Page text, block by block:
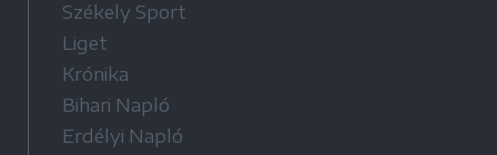
Székely Sport
Liget
Krónika
Bihari Napló
Erdélyi Napló